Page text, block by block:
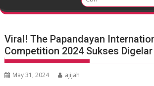
t
Viral! The Papandayan
Competition 2024 Sukses Digelar
May 31, 2024 ajijah